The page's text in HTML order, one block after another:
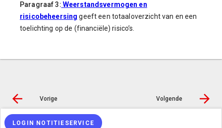
Paragraaf 3: Weerstandsvermogen en
risicobeheersing geeft een totaaloverzicht van en een
toelichting op de (financiële) risico’s.
Vorige Volgende
© Inergy|Privacy statement Toegankelijkheidsverklaring
LOGIN NOTITIESERVICE